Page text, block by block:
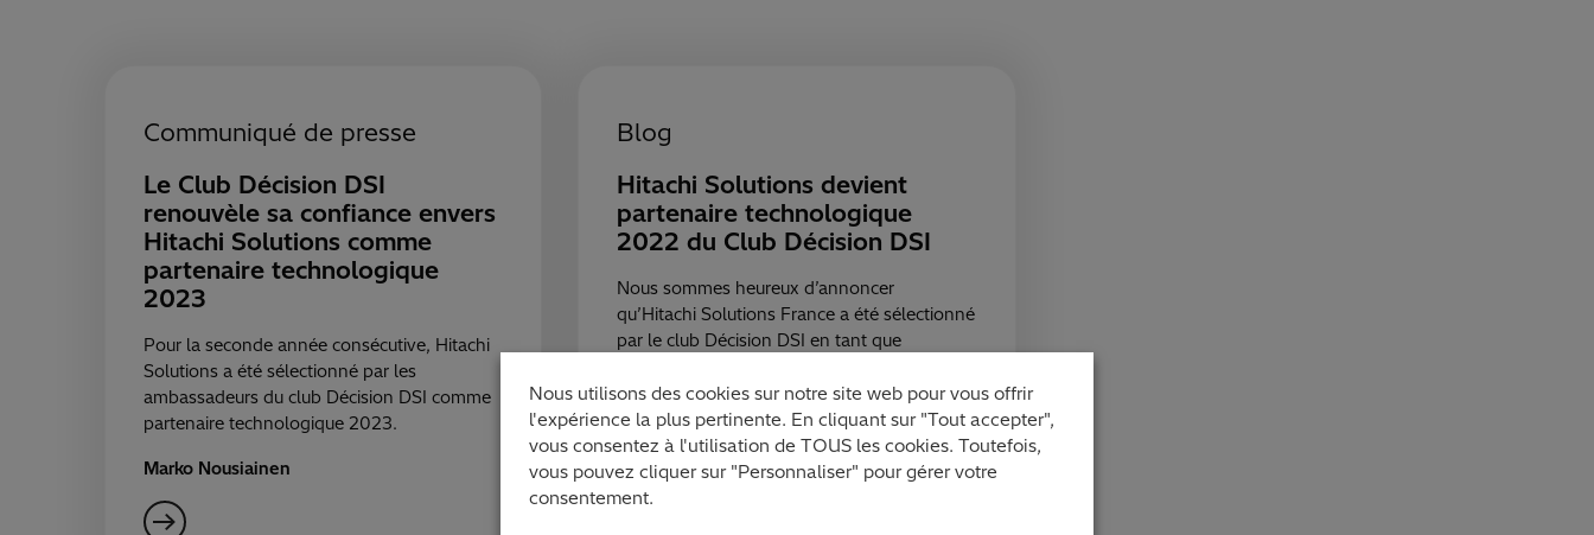
Communiqué de presse
Le Club Décision DSI
renouvèle sa confiance envers
Hitachi Solutions comme
partenaire technologique
2023
Pour la seconde année consécutive, Hitachi
Solutions a été sélectionné par les
ambassadeurs du club Décision DSI comme
partenaire technologique 2023.
Marko Nousiainen
Blog
Hitachi Solutions devient
partenaire technologique
2022 du Club Décision DSI
Nous sommes heureux d’annoncer
qu’Hitachi Solutions France a été sélectionné
par le club Décision DSI en tant que
Marko Nousiainen
Nous utilisons des cookies sur notre site web pour vous offrir
l'expérience la plus pertinente. En cliquant sur "Tout accepter",
vous consentez à l'utilisation de TOUS les cookies. Toutefois,
vous pouvez cliquer sur "Personnaliser" pour gérer votre
consentement.